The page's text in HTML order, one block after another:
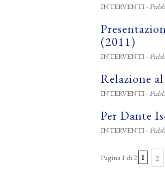
INTERVENTI-
(2011)
INTERVENTI-
Relazione
INTERVENTI-
Per Dante
INTERVENTI-
Pagina 1 di 2 1 2